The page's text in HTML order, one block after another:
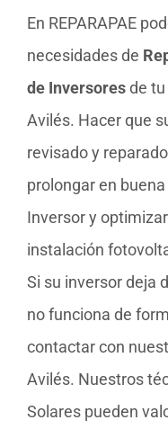
En REPARAPAE
necesidades de
de Inversoresde
Avilés. Hacer que
revisado y
prolongar en
Inversor y
instalación
Si su inversor deja
no funciona de
contactar con
Avilés. Nuestros
Solares pueden